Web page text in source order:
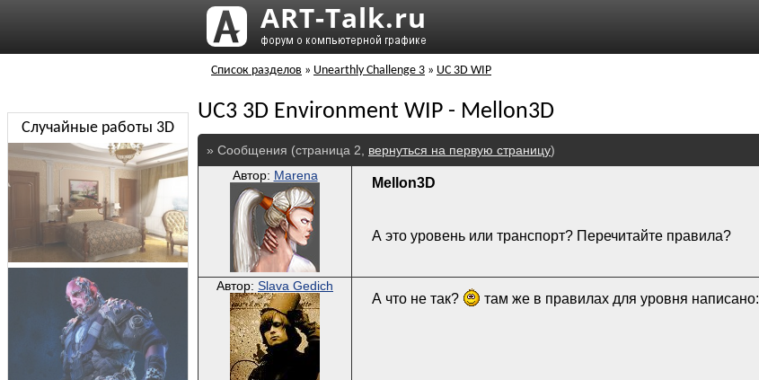
Список разделов » Unearthly Challenge 3 » UC 3D WIP
UC3 3D Environment WIP - Mellon3D
» Сообщения (страница 2, вернуться на первую страницу)
Автор: Marena Mellon3D
А это уровень или транспорт? Перечитайте правила?
Автор: Slava Gedich
А что не так? там же в правилах для уровня написано:
Случайные работы 3D